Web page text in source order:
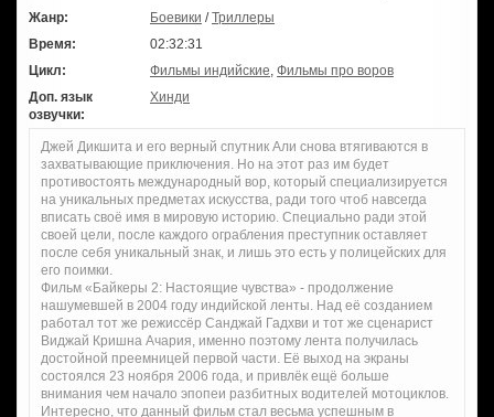
Жанр:
Боевики /Триллеры
Время:
02:32:31
Цикл:
Фильмы индийские, Фильмы про воров
Доп. язык
озвучки:
Хинди
Джей Дикшита и его верный спутник Али снова втягиваются в
захватывающие приключения. Но на этот раз им будет
противостоять международный вор, который специализируется
на уникальных предметах искусства, ради того чтоб навсегда
вписать своё имя в мировую историю. Специально ради этой
своей цели, после каждого ограбления преступник оставляет
после себя уникальный знак, и лишь это есть у полицейских для
его поимки.
Фильм «Байкеры 2: Настоящие чувства» - продолжение
нашумевшей в 2004 году индийской ленты. Над её созданием
работал тот же режиссёр Санджай Гадхви и тот же сценарист
Виджай Кришна Ачария, именно поэтому лента получилась
достойной преемницей первой части. Её выход на экраны
состоялся 23 ноября 2006 года, и привлёк ещё больше
внимания чем начало эпопеи разбитных водителей мотоциклов.
Интересно, что данный фильм стал весьма успешным в